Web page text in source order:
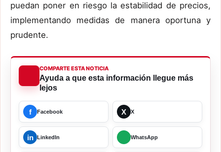
puedan poner en riesgo la estabilidad de precios,
implementando medidas de manera oportuna y
prudente.
COMPARTE ESTA NOTICIA
Ayuda a que esta información llegue más
lejos
f Facebook X X
in LinkedIn WhatsApp